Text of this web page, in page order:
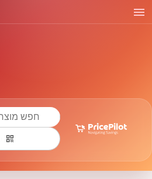
menu
qr_code